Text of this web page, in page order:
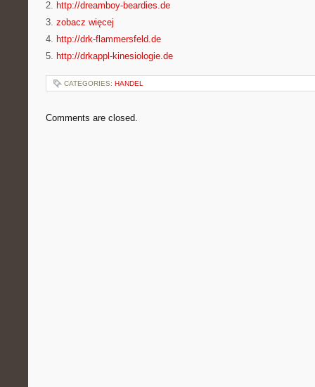
2. http://dreamboy-beardies.de
3. zobacz więcej
4. http://drk-flammersfeld.de
5. http://drkappl-kinesiologie.de
CATEGORIES: HANDEL
Comments are closed.